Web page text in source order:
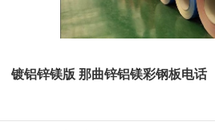
镀铝锌镁版 那曲锌铝镁彩钢板电话